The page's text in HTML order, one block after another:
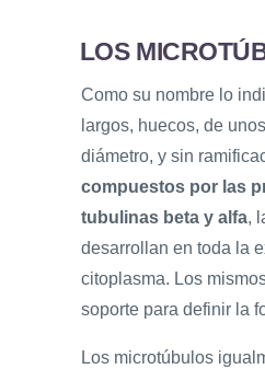
LOS
Como su nombre lo
largos, huecos, de
diámetro, y sin
compuestos por las
tubulinas beta y alfa,
desarrollan en toda la
citoplasma. Los
soporte para definir la
Los microtúbulos